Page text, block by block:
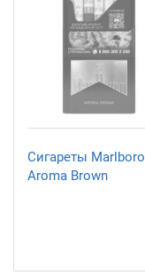
Сигареты Marlboro
Aroma Brown